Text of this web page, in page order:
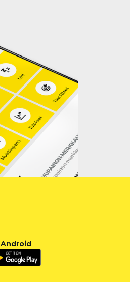
Android